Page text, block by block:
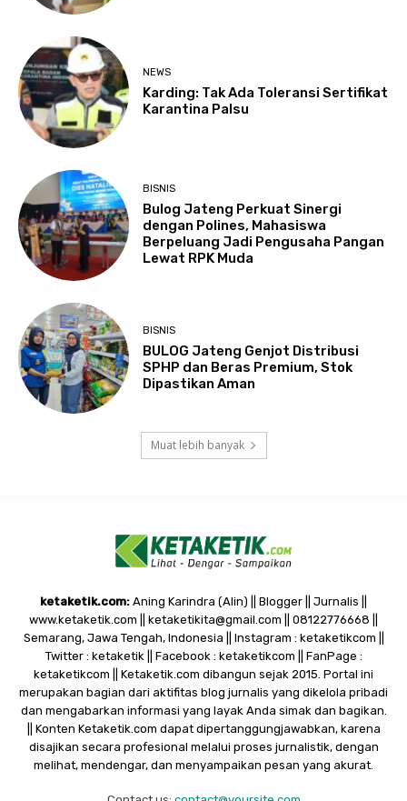
NEWS
Karding: Tak Ada Toleransi Sertifikat
Karantina Palsu
BISNIS
Bulog Jateng Perkuat Sinergi
dengan Polines, Mahasiswa
Berpeluang Jadi Pengusaha Pangan
Lewat RPK Muda
BISNIS
BULOG Jateng Genjot Distribusi
SPHP dan Beras Premium, Stok
Dipastikan Aman
Muat lebih banyak
ketaketik.com: Aning Karindra (Alin) || Blogger || Jurnalis ||
www.ketaketik.com || ketaketikita@gmail.com || 08122776668 ||
Semarang, Jawa Tengah, Indonesia || Instagram : ketaketikcom ||
Twitter : ketaketik || Facebook : ketaketikcom || FanPage :
ketaketikcom || Ketaketik.com dibangun sejak 2015. Portal ini
merupakan bagian dari aktifitas blog jurnalis yang dikelola pribadi
dan mengabarkan informasi yang layak Anda simak dan bagikan.
|| Konten Ketaketik.com dapat dipertanggungjawabkan, karena
disajikan secara profesional melalui proses jurnalistik, dengan
melihat, mendengar, dan menyampaikan pesan yang akurat.